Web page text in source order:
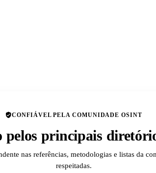
CONFIÁVEL PELA COMUNIDADE OSINT
pelos principais
nas referências, metodologias e listas da
respeitadas.